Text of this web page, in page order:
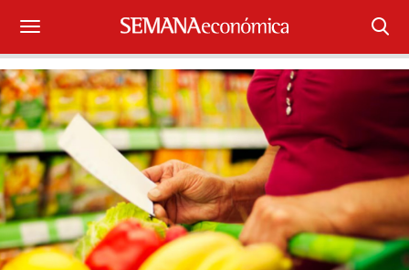
Suscríbase
Iniciar sesión
Portada
¿Qué está pasando?
Sectores y Empresas